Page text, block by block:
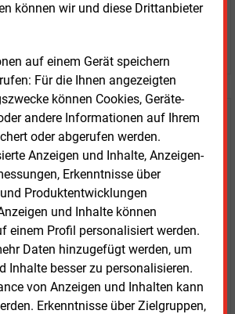
können wir und diese Drittanbieter
auf einem Gerät speichern
Für die Ihnen angezeigten
können Cookies, Geräte-
andere Informationen auf Ihrem
oder abgerufen werden.
Anzeigen und Inhalte, Anzeigen-
Erkenntnisse über
Produktentwicklungen
und Inhalte können
einem Profil personalisiert werden.
Daten hinzugefügt werden, um
Inhalte besser zu personalisieren.
von Anzeigen und Inhalten kann
Erkenntnisse über Zielgruppen,
kostenlos und
kostenfreier Zugang
aktualisierte Nachrichten mit
Marktdaten
E&M daily
der Zeitung E&M
Verlängerung
TESTEN